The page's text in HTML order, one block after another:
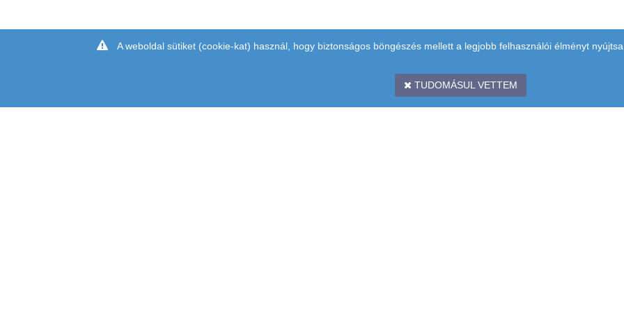
A weboldal sütiket (cookie-kat) használ, hogy biztonságos böngészés mellett a legjobb felhasználói élményt nyújtsa.
TUDOMÁSUL VETTEM